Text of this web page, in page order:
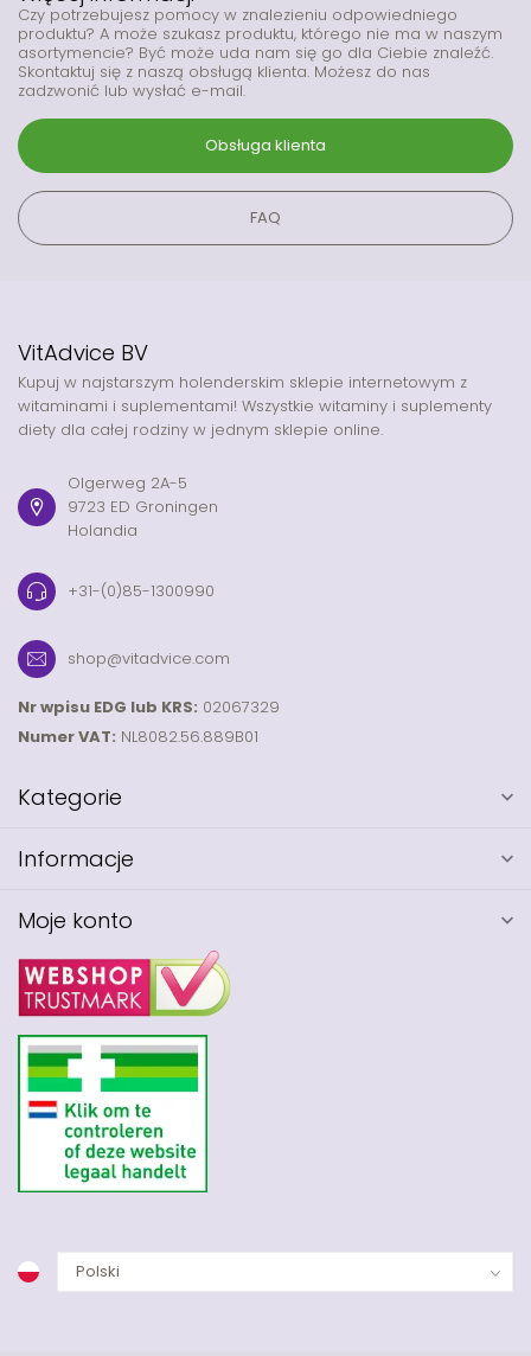
Czy potrzebujesz pomocy w znalezieniu odpowiedniego
produktu? A może szukasz produktu, którego nie ma w naszym
asortymencie? Być może uda nam się go dla Ciebie znaleźć.
Skontaktuj się z naszą obsługą klienta. Możesz do nas
zadzwonić lub wysłać e-mail.
Obsługa klienta
FAQ
VitAdvice BV
Kupuj w najstarszym holenderskim sklepie internetowym z
witaminami i suplementami! Wszystkie witaminy i suplementy
diety dla całej rodziny w jednym sklepie online.
Olgerweg 2A-5
9723 ED Groningen
Holandia
+31-(0)85-1300990
shop@vitadvice.com
Nr wpisu EDG lub KRS: 02067329
Numer VAT: NL8082.56.889B01
Kategorie
Informacje
Moje konto